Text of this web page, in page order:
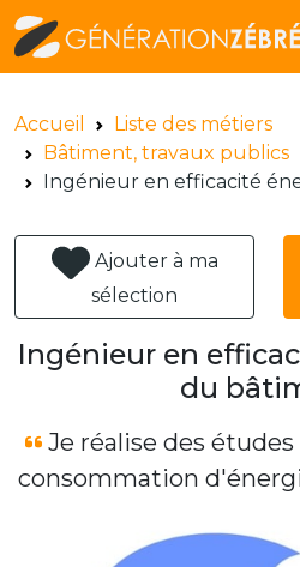
Accueil
Liste des métiers
Bâtiment, travaux publics
Ingénieur en efficacité
Ajouter à ma
sélection
Ingénieur en
du
Je réalise des
consommation